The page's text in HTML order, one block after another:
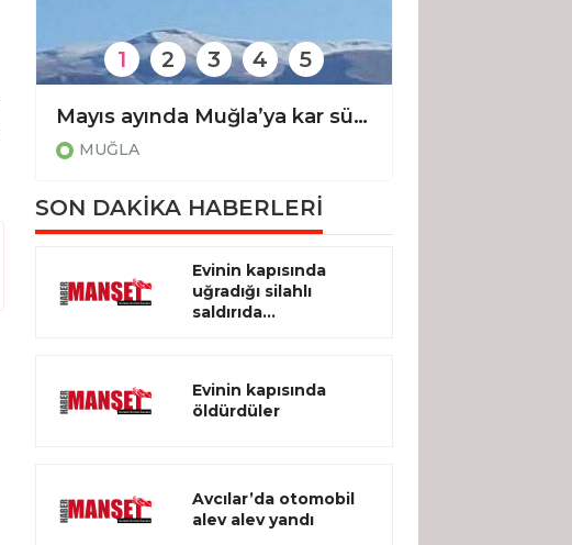
Mayıs ayında Muğla’ya kar sürprizi: Göktepe beyaza büründü
MUĞLA
1 2 3 4 5
SON DAKİKA HABERLERİ
Evinin kapısında
uğradığı silahlı
saldırıda...
Evinin kapısında
öldürdüler
Avcılar’da otomobil
alev alev yandı